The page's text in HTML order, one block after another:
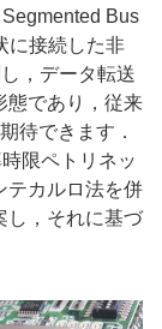
Bus
に接続した非
，データ転送
態であり，従来
待できます．
限ペトリネッ
テカルロ法を併
し，それに基づ